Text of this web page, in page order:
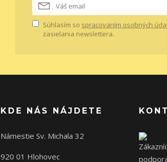
Súhlasím so spracovaním osobných
zasielania newslettera.
KDE NÁS NÁJDETE
Námestie Sv. Michala 32
920 01 Hlohovec